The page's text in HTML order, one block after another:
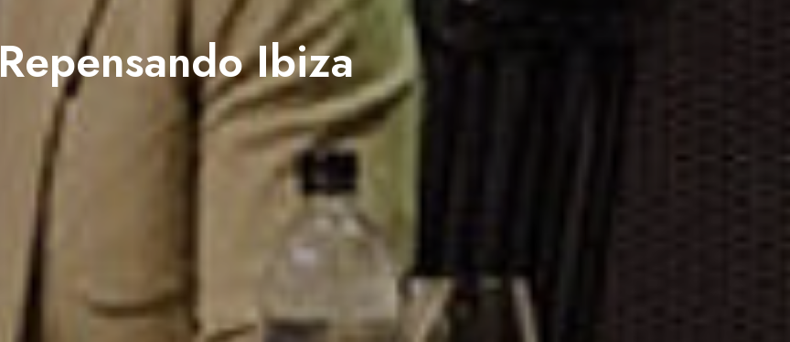
Repensando Ibiza